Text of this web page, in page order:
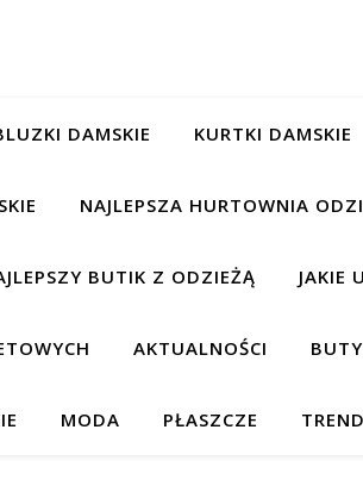
DAMSKIE KURTKI DAMSKIE
NAJLEPSZA HURTOWNIA
BUTIK Z ODZIEŻĄ JAKIE
AKTUALNOŚCI
MODA PŁASZCZE